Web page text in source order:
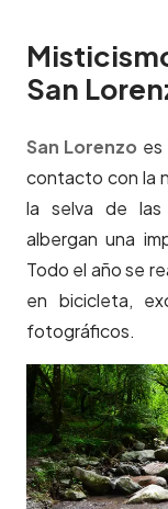
San
San Lorenzo es
contacto con la
la selva de las
albergan una
Todo el año se
en bicicleta,
fotográficos.